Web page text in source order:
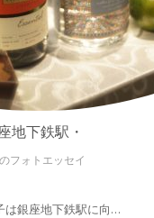
下鉄駅・
フォトエッセイ
銀座地下鉄駅に向…